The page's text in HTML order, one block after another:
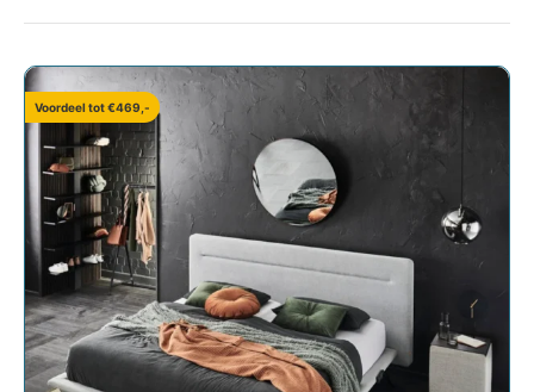
Voordeel tot €469,-